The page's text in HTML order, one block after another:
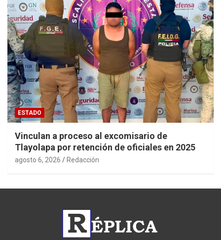
ESTADO
Vinculan a proceso al excomisario de
Tlayolapa por retención de oficiales en 2025
agosto 6, 2026 Redacción